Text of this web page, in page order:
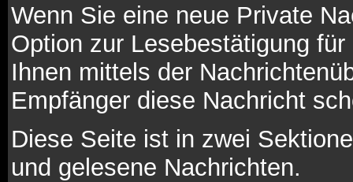
Wenn Sie eine neue Private
Option zur Lesebestätigung
Ihnen mittels der
Empfänger diese Nachricht
Diese Seite ist in zwei
und gelesene Nachrichten.